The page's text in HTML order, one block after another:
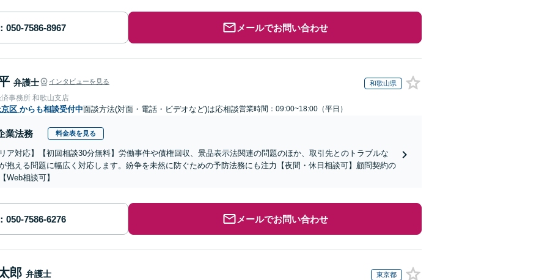
メールでお問い合わせ
弁護士 インタビューを見る 和歌山県
事務所 和歌山支店
区 からも相談受付中面談方法(対面・電話・ビデオなど)は応相談営業時間：09:00~18:00（平日）
業法務 料金表を見る
リア対応】【初回相談30分無料】労働事件や債権回収、景品表示法関連の問題のほか、取引先とのトラブルな
抱える問題に幅広く対応します。紛争を未然に防ぐための予防法務にも注力【夜間・休日相談可】顧問契約の
Web相談可】
メールでお問い合わせ
郎 弁護士 東京都